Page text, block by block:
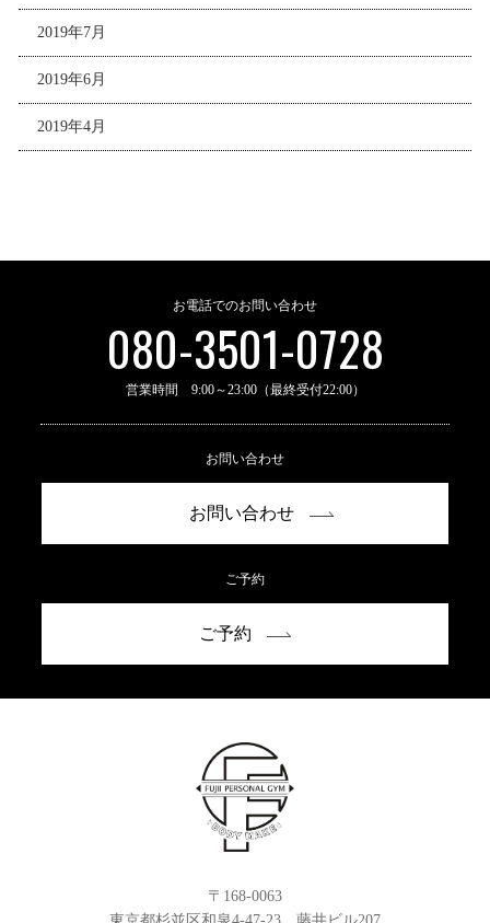
2019年7月
2019年6月
2019年4月
お電話でのお問い合わせ
080-3501-0728
営業時間 9:00～23:00（最終受付22:00）
お問い合わせ
お問い合わせ
ご予約
ご予約
〒168-0063